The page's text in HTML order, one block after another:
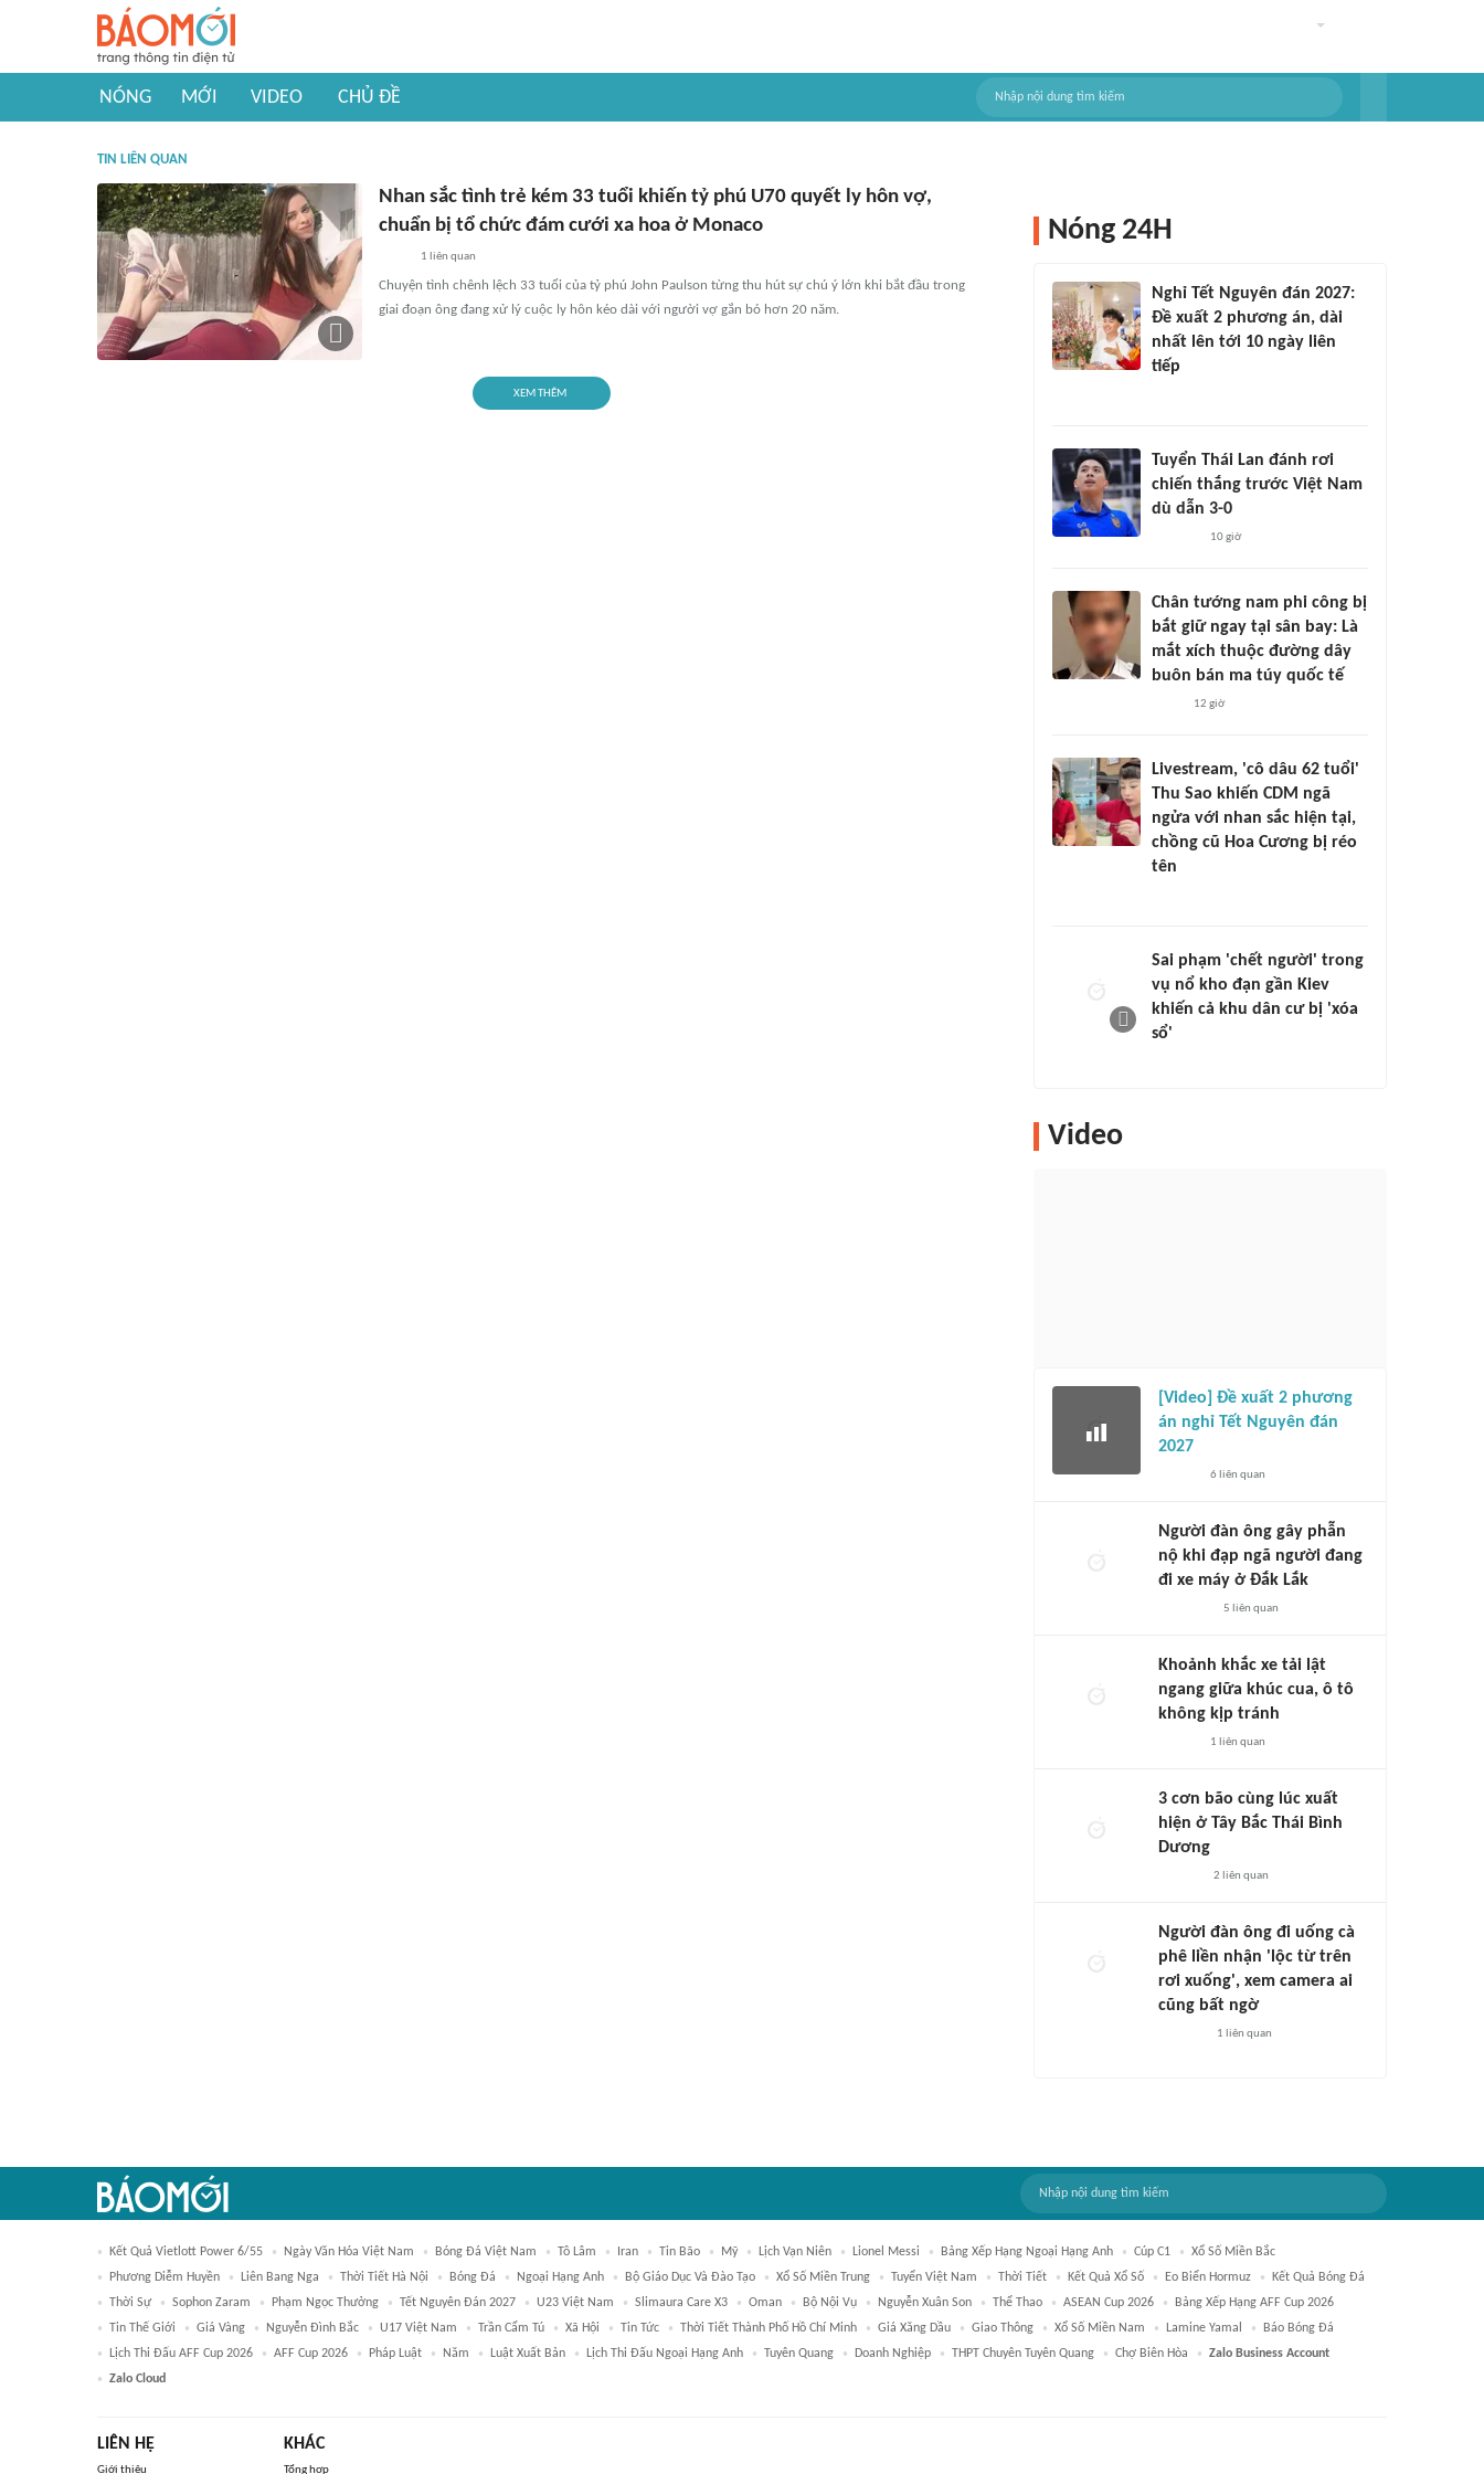
NÓNG MỚI VIDEO CHỦ ĐỀ
TIN LIÊN QUAN
Nhan sắc tình trẻ kém 33 tuổi khiến tỷ phú U70 quyết ly hôn vợ,
chuẩn bị tổ chức đám cưới xa hoa ở Monaco
1 liên quan
Chuyện tình chênh lệch 33 tuổi của tỷ phú John Paulson từng thu hút sự chú ý lớn khi bắt đầu trong
giai đoạn ông đang xử lý cuộc ly hôn kéo dài với người vợ gắn bó hơn 20 năm.
XEM THÊM
Nóng 24H
Nghỉ Tết Nguyên đán 2027:
Đề xuất 2 phương án, dài
nhất lên tới 10 ngày liên
tiếp
Tuyển Thái Lan đánh rơi
chiến thắng trước Việt Nam
dù dẫn 3-0
10 giờ
Chân tướng nam phi công bị
bắt giữ ngay tại sân bay: Là
mắt xích thuộc đường dây
buôn bán ma túy quốc tế
12 giờ
Livestream, 'cô dâu 62 tuổi'
Thu Sao khiến CDM ngã
ngửa với nhan sắc hiện tại,
chồng cũ Hoa Cương bị réo
tên
Sai phạm 'chết người' trong
vụ nổ kho đạn gần Kiev
khiến cả khu dân cư bị 'xóa
sổ'
Video
[Video] Đề xuất 2 phương
án nghỉ Tết Nguyên đán
2027
6 liên quan
Người đàn ông gây phẫn
nộ khi đạp ngã người đang
đi xe máy ở Đắk Lắk
5 liên quan
Khoảnh khắc xe tải lật
ngang giữa khúc cua, ô tô
không kịp tránh
1 liên quan
3 cơn bão cùng lúc xuất
hiện ở Tây Bắc Thái Bình
Dương
2 liên quan
Người đàn ông đi uống cà
phê liền nhận 'lộc từ trên
rơi xuống', xem camera ai
cũng bất ngờ
1 liên quan
Kết Quả Vietlott Power 6/55 Ngày Văn Hóa Việt Nam Bóng Đá Việt Nam Tô Lâm Iran Tin Bão Mỹ Lịch Vạn Niên Lionel Messi Bảng Xếp Hạng Ngoại Hạng Anh Cúp C1
Xổ Số Miền Bắc
Phương Diễm Huyền
Liên Bang Nga Thời Tiết Hà Nội Bóng Đá Ngoại Hạng Anh Bộ Giáo Dục Và Đào Tạo Xổ Số Miền Trung Tuyển Việt Nam Thời Tiết Kết Quả Xổ Số Eo Biển Hormuz
Kết Quả Bóng Đá
Thời Sự
Sophon Zaram Phạm Ngọc Thưởng Tết Nguyên Đán 2027 U23 Việt Nam Slimaura Care X3 Oman Bộ Nội Vụ Nguyễn Xuân Son Thể Thao ASEAN Cup 2026
Bảng Xếp Hạng AFF Cup 2026
Tin Thế Giới
Giá Vàng Nguyễn Đình Bắc U17 Việt Nam Trần Cẩm Tú Xã Hội Tin Tức Thời Tiết Thành Phố Hồ Chí Minh Giá Xăng Dầu Giao Thông Xổ Số Miền Nam Lamine Yamal
Báo Bóng Đá
Lịch Thi Đấu AFF Cup 2026
AFF Cup 2026 Pháp Luật Năm Luật Xuất Bản Lịch Thi Đấu Ngoại Hạng Anh Tuyên Quang Doanh Nghiệp THPT Chuyên Tuyên Quang Chợ Biên Hòa
Zalo Business Account
Zalo Cloud
LIÊN HỆ
Giới thiệu
KHÁC
Tổng hợp